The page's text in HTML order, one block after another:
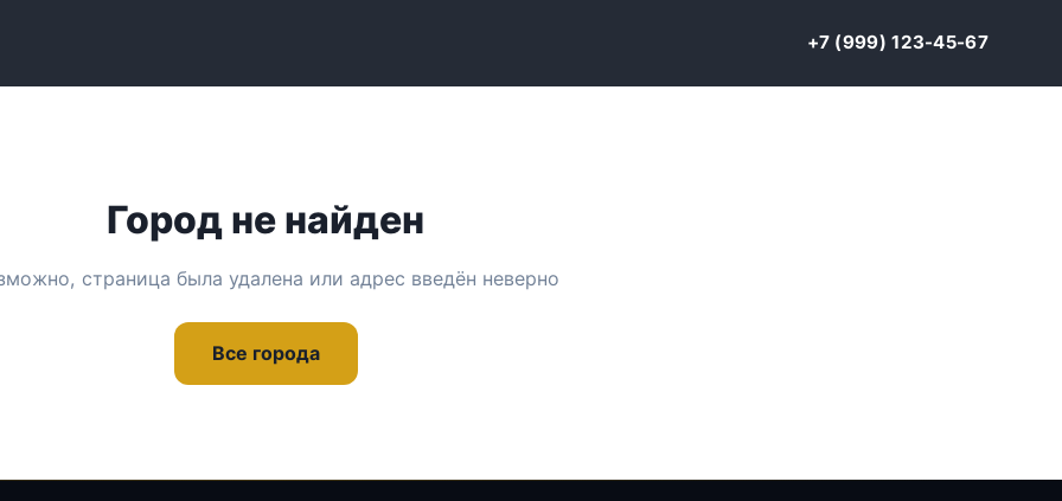
+7 (999) 123-45-67
Город не найден
страница была удалена или адрес введён неверно
Все города